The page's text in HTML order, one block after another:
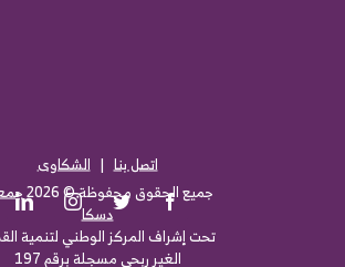
اتصل بنا|الشكاوى
جميع الحقوق محفوظة ©2026
دسكا
تحت إشراف المركز الوطني لتنمية
الغير ربحي مسجلة برقم 197
Facebook
Twitter
Instagram